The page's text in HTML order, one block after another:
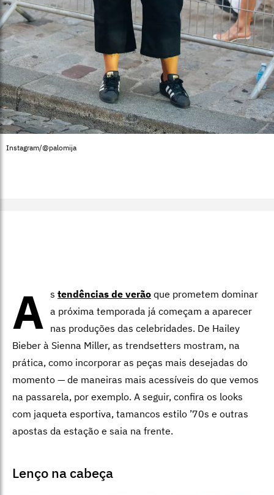
Instagram/@palomija
A s tendências de verão que prometem dominar
a próxima temporada já começam a aparecer
nas produções das celebridades. De Hailey
Bieber à Sienna Miller, as trendsetters mostram, na
prática, como incorporar as peças mais desejadas do
momento — de maneiras mais acessíveis do que vemos
na passarela, por exemplo. A seguir, confira os looks
com jaqueta esportiva, tamancos estilo ’70s e outras
apostas da estação e saia na frente.
Lenço na cabeça